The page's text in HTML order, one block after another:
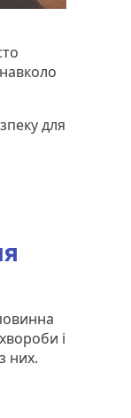
для
і
них.